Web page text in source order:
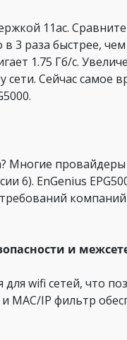
11ac.
в 3 раза быстрее,
1.75 Гб/c.
сети. Сейчас самое
провайдеры
6). EnGenius
и
wifi сетей, что
IP фильтр